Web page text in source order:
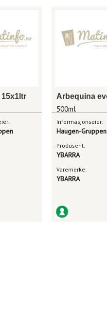
500ml
Informasjonseier:
Haugen-Gruppen
Produsent:
YBARRA
Varemerke:
YBARRA